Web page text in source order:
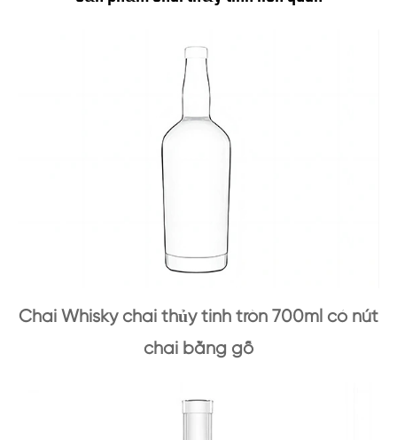
Chai Whisky chai thủy tinh tròn 700ml có nút
chai bằng gỗ